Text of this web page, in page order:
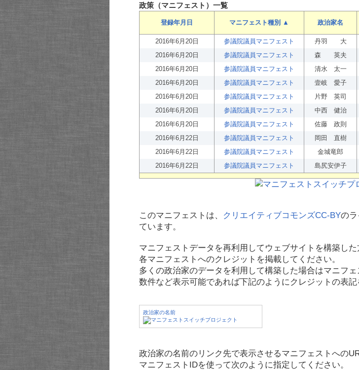
政策（マニフェスト）一覧
登録年月日 マニフェスト種別 ▲ 政治家名
2016年6月20日
参議院議員マニフェスト 丹羽 大
2016年6月20日
参議院議員マニフェスト 森 英夫
2016年6月20日
参議院議員マニフェスト 清水 太一
2016年6月20日
参議院議員マニフェスト 壹岐 愛子
2016年6月20日
参議院議員マニフェスト 片野 英司
2016年6月20日
参議院議員マニフェスト 中西 健治
2016年6月20日
参議院議員マニフェスト 佐藤 政則
2016年6月22日
参議院議員マニフェスト 岡田 直樹
2016年6月22日
参議院議員マニフェスト 金城竜郎
2016年6月22日
参議院議員マニフェスト 島尻安伊子
このマニフェストは、 クリエイティブコモンズCC-BYの
ています。
マニフェストデータを再利用してウェブサイトを構築した
各マニフェストへのクレジットを掲載してください。
多くの政治家のデータを利用して構築した場合はマニフ
数件など表示可能であれば下記のようにクレジットの表記
政治家の名前
政治家の名前のリンク先で表示させるマニフェストへの
マニフェストIDを使って次のように指定してください。